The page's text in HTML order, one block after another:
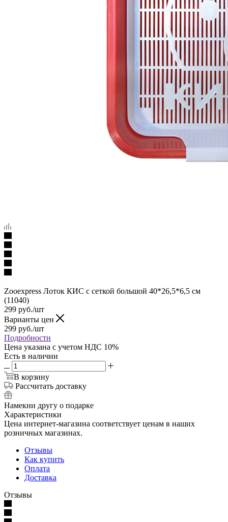
Zooexpress Лоток КИС с сеткой большой 40*26,5*6,5 см
(11040)
299 руб./шт
Варианты цен
299 руб./шт
Подробности
Цена указана с учетом НДС 10%
Есть в наличии
В корзину
Рассчитать доставку
Намекни другу о подарке
Характеристики
Цена интернет-магазина соответствует ценам в наших
розничных магазинах.
Отзывы
Как купить
Оплата
Доставка
Отзывы